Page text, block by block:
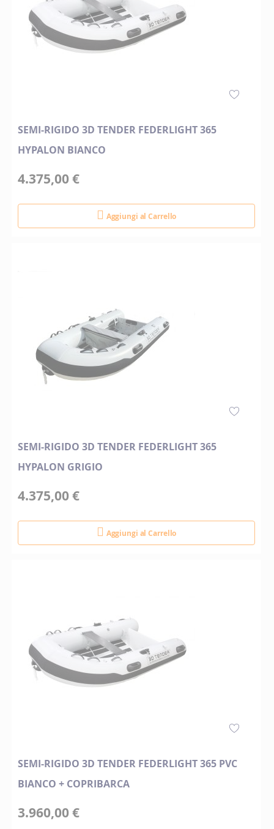
SEMI-RIGIDO 3D TENDER FEDERLIGHT 365
HYPALON BIANCO
4.375,00 €
Aggiungi al Carrello
SEMI-RIGIDO 3D TENDER FEDERLIGHT 365
HYPALON GRIGIO
4.375,00 €
Aggiungi al Carrello
SEMI-RIGIDO 3D TENDER FEDERLIGHT 365 PVC
BIANCO + COPRIBARCA
3.960,00 €